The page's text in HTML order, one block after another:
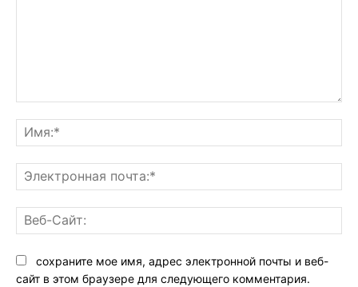
сохраните мое имя, адрес электронной почты и веб-
сайт в этом браузере для следующего комментария.